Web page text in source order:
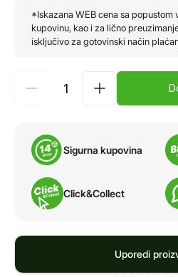
*Iskazana WEB cena sa popustom
kupovinu, kao i za lično
isključivo za gotovinski način
Sigurna kupovina
Click&Collect
Uporedi